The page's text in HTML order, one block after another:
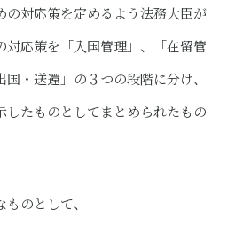
の対応策​を定めるよう法務大臣が
対応策を「入国管理」、「在留管
・送還」の３つの段階に分け​、
したものとしてまとめられたもの
のとして、